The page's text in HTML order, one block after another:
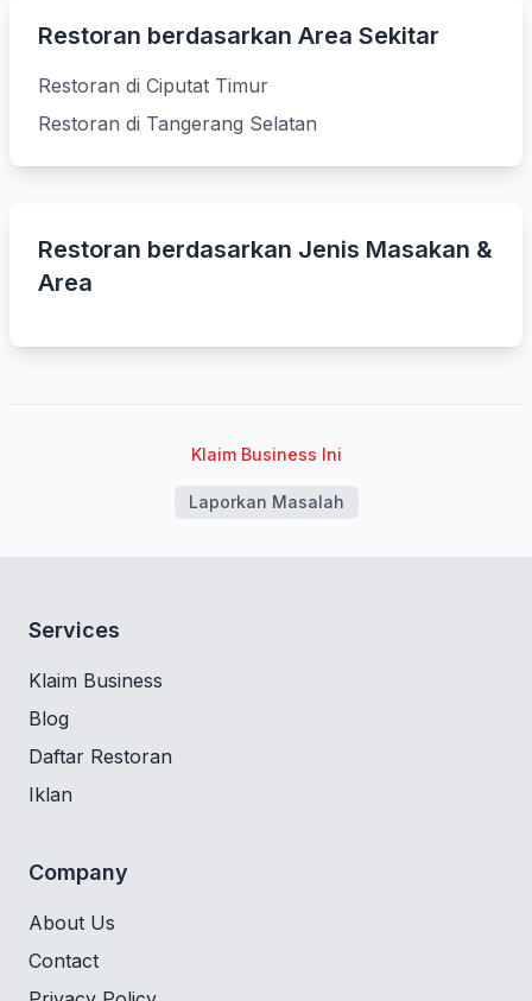
Restoran berdasarkan Area Sekitar
Restoran di Ciputat Timur
Restoran di Tangerang Selatan
Restoran berdasarkan Jenis Masakan &
Area
Klaim Business Ini
Laporkan Masalah
Services
Klaim Business
Blog
Daftar Restoran
Iklan
Company
About Us
Contact